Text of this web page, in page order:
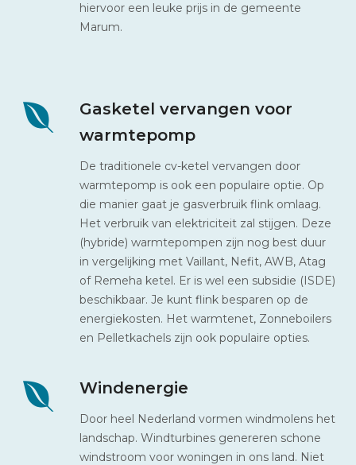
hiervoor een leuke prijs in de gemeente
Marum.
Gasketel vervangen voor
warmtepomp
De traditionele cv-ketel vervangen door
warmtepomp is ook een populaire optie. Op
die manier gaat je gasverbruik flink omlaag.
Het verbruik van elektriciteit zal stijgen. Deze
(hybride) warmtepompen zijn nog best duur
in vergelijking met Vaillant, Nefit, AWB, Atag
of Remeha ketel. Er is wel een subsidie (ISDE)
beschikbaar. Je kunt flink besparen op de
energiekosten. Het warmtenet, Zonneboilers
en Pelletkachels zijn ook populaire opties.
Windenergie
Door heel Nederland vormen windmolens het
landschap. Windturbines genereren schone
windstroom voor woningen in ons land. Niet